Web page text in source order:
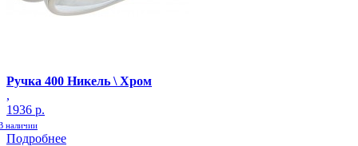
Ручка 400 Никель \ Хром
,
1936 р.
наличии
Подробнее